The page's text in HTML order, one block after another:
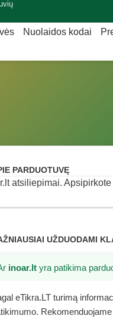
Nuolaidos kodai
PARDUOTUVĘ
atsiliepimai.
UŽDUODAMI
inoar.lt yra patikima
eTikra.LT turimą